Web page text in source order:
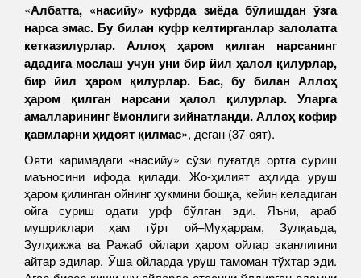
«Албатта, «насийу» куфрда зиёда бўлишдан ўзга
нарса эмас. Бу билан куфр келтирганлар залолатга
кетказилурлар. Аллоҳ ҳаром қилган нарсанинг
ададига мослаш учун уни бир йил ҳалол қилурлар,
бир йил ҳаром қилурлар. Бас, бу билан Аллоҳ
ҳаром қилган нарсани ҳалол қилурлар. Уларга
амалларининг ёмонлиги зийнатланди. Аллоҳ кофир
қавмларни ҳидоят қилмас», деган (37-оят).
Ояти каримадаги «насийу» сўзи луғатда ортга суриш
маъносини ифода қилади. Жо-ҳилият аҳлида уруш
ҳаром қилинган ойнинг ҳукмини бошқа, кейин келадиган
ойга суриш одати урф бўлган эди. Яъни, араб
мушриклари ҳам тўрт ой–Муҳаррам, Зулқаъда,
Зулҳижжа ва Ражаб ойлари ҳаром ойлар эканлигини
айтар эдилар. Ўша ойларда уруш тамоман тўхтар эди.